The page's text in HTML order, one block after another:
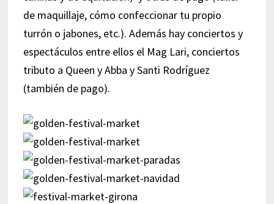
de maquillaje, cómo confeccionar tu propio
turrón o jabones, etc.). Además hay conciertos y
espectáculos entre ellos el Mag Lari, conciertos
tributo a Queen y Abba y Santi Rodríguez
(también de pago).